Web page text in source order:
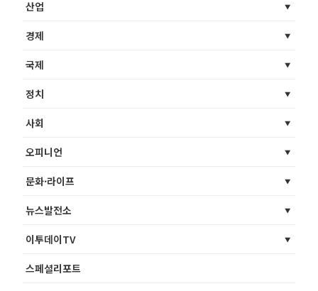
산업
경제
국제
정치
사회
오피니언
문화·라이프
뉴스발전소
이투데이TV
스페셜리포트